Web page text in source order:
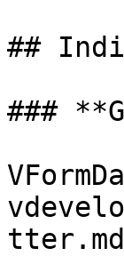
##
###